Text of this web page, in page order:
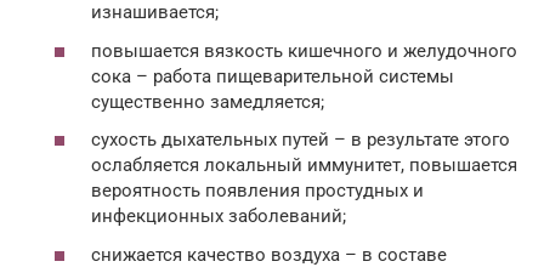
изнашивается;
повышается вязкость кишечного и желудочного
сока – работа пищеварительной системы
существенно замедляется;
сухость дыхательных путей – в результате этого
ослабляется локальный иммунитет, повышается
вероятность появления простудных и
инфекционных заболеваний;
снижается качество воздуха – в составе